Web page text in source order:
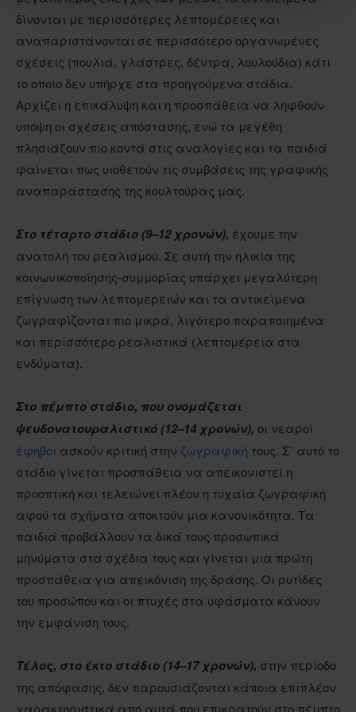
δίνονται με περισσότερες λεπτομέρειες και
αναπαριστάνονται σε περισσότερο οργανωμένες
σχέσεις (πουλιά, γλάστρες, δέντρα, λουλούδια) κάτι
το οποίο δεν υπήρχε στα προηγούμενα στάδια.
Αρχίζει η επικάλυψη και η προσπάθεια να ληφθούν
υπόψη οι σχέσεις απόστασης, ενώ τα μεγέθη
πλησιάζουν πιο κοντά στις αναλογίες και τα παιδιά
φαίνεται πως υιοθετούν τις συμβάσεις της γραφικής
αναπαράστασης της κουλτούρας μας.
Στο τέταρτο στάδιο (9–12 χρονών), έχουμε την
ανατολή του ρεαλισμού. Σε αυτή την ηλικία της
κοινωνικοποίησης-συμμορίας υπάρχει μεγαλύτερη
επίγνωση των λεπτομερειών και τα αντικείμενα
ζωγραφίζονται πιο μικρά, λιγότερο παραποιημένα
και περισσότερο ρεαλιστικά (λεπτομέρεια στα
ενδύματα).
Στο πέμπτο στάδιο, που ονομάζεται
ψευδονατουραλιστικό (12–14 χρονών), οι νεαροί
έφηβοι ασκούν κριτική στην ζωγραφική τους. Σ΄ αυτό το
στάδιο γίνεται προσπάθεια να απεικονιστεί η
προοπτική και τελειώνει πλέον η τυχαία ζωγραφική
αφού τα σχήματα αποκτούν μια κανονικότητα. Τα
παιδιά προβάλλουν τα δικά τους προσωπικά
μηνύματα στα σχέδια τους και γίνεται μια πρώτη
προσπάθεια για απεικόνιση της δράσης. Οι ρυτίδες
του προσώπου και οι πτυχές στα υφάσματα κάνουν
την εμφάνιση τους.
Τέλος, στο έκτο στάδιο (14–17 χρονών), στην περίοδο
της απόφασης, δεν παρουσιάζονται κάποια επιπλέον
χαρακτηριστικά από αυτά που επικρατούν στο πέμπτο